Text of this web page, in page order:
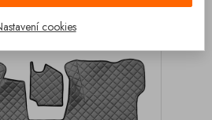
cookies